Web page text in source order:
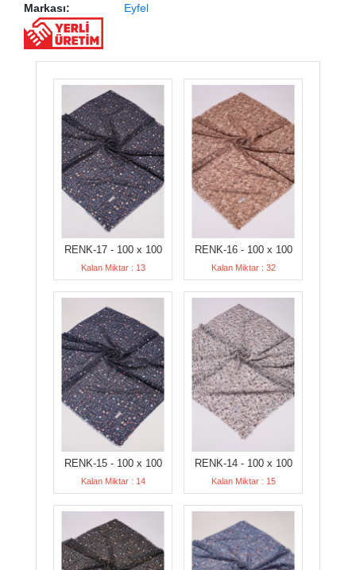
Markası:
Eyfel
RENK-17 - 100 x 100
Kalan Miktar : 13
RENK-16 - 100 x 100
Kalan Miktar : 32
RENK-15 - 100 x 100
Kalan Miktar : 14
RENK-14 - 100 x 100
Kalan Miktar : 15